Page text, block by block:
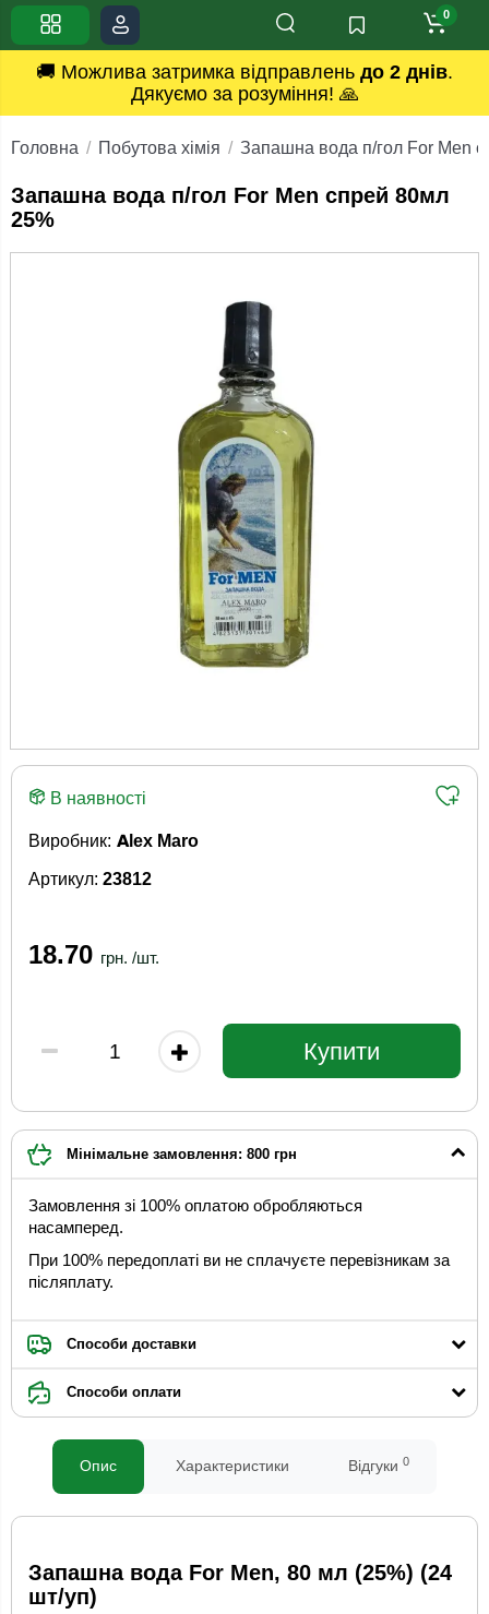
🚚 Можлива затримка відправлень до 2 днів.
Дякуємо за розуміння! 🙏
0
Головна Побутова хімія Запашна вода п/гол For Men
Запашна вода п/гол For Men спрей 80мл
25%
В наявності
Артикул: 23812
Виробник: Alex Maro
18.70 грн. /шт.
Купити
Мінімальне замовлення: 800 грн
Замовлення зі 100% оплатою обробляються
насамперед.
При 100% передоплаті ви не сплачуєте перевізникам за
післяплату.
Способи доставки
Способи оплати
Опис Характеристики Відгуки 0
Запашна вода For Men, 80 мл (25%) (24
шт/уп)